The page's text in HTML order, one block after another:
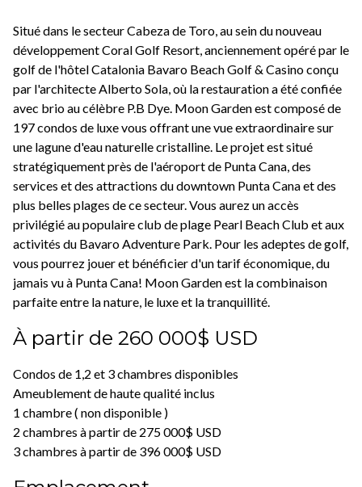
Situé dans le secteur Cabeza de Toro, au sein du nouveau
développement Coral Golf Resort, anciennement opéré par le
golf de l'hôtel Catalonia Bavaro Beach Golf & Casino conçu
par l'architecte Alberto Sola, où la restauration a été confiée
avec brio au célèbre P.B Dye. Moon Garden est composé de
197 condos de luxe vous offrant une vue extraordinaire sur
une lagune d'eau naturelle cristalline. Le projet est situé
stratégiquement près de l'aéroport de Punta Cana, des
services et des attractions du downtown Punta Cana et des
plus belles plages de ce secteur. Vous aurez un accès
privilégié au populaire club de plage Pearl Beach Club et aux
activités du Bavaro Adventure Park. Pour les adeptes de golf,
vous pourrez jouer et bénéficier d'un tarif économique, du
jamais vu à Punta Cana! Moon Garden est la combinaison
parfaite entre la nature, le luxe et la tranquillité.
À partir de 260 000$ USD
Condos de 1,2 et 3 chambres disponibles
Ameublement de haute qualité inclus
1 chambre ( non disponible )
2 chambres à partir de 275 000$ USD
3 chambres à partir de 396 000$ USD